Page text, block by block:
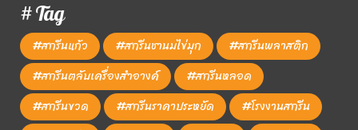
# Tag
#สกรีนแก้ว #สกรีนชานมไข่มุก
#สกรีนพลาสติก
#สกรีนตลับเครื่องสำอางค์
#สกรีนหลอด
#สกรีนขวด
#สกรีนราคาประหยัด
#โรงงานสกรีน